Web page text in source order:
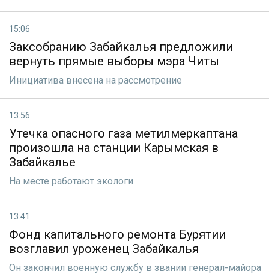
15:06
Заксобранию Забайкалья предложили
вернуть прямые выборы мэра Читы
Инициатива внесена на рассмотрение
13:56
Утечка опасного газа метилмеркаптана
произошла на станции Карымская в
Забайкалье
На месте работают экологи
13:41
Фонд капитального ремонта Бурятии
возглавил уроженец Забайкалья
Он закончил военную службу в звании генерал-майора